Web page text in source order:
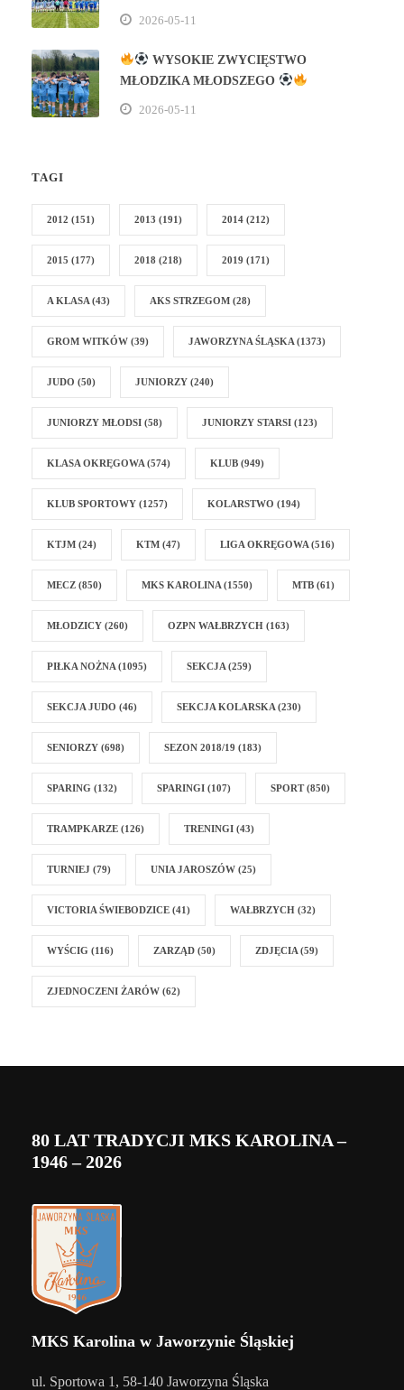
2026-05-11
WYSOKIE ZWYCIĘSTWO
MŁODZIKA MŁODSZEGO
2026-05-11
TAGI
2012 (151) 2013 (191) 2014 (212)
2015 (177) 2018 (218) 2019 (171)
A KLASA (43) AKS STRZEGOM (28)
GROM WITKÓW (39) JAWORZYNA ŚLĄSKA (1373)
JUDO (50) JUNIORZY (240)
JUNIORZY MŁODSI (58) JUNIORZY STARSI (123)
KLASA OKRĘGOWA (574) KLUB (949)
KLUB SPORTOWY (1257) KOLARSTWO (194)
KTJM (24) KTM (47) LIGA OKRĘGOWA (516)
MECZ (850) MKS KAROLINA (1550) MTB (61)
MŁODZICY (260) OZPN WAŁBRZYCH (163)
PIŁKA NOŻNA (1095) SEKCJA (259)
SEKCJA JUDO (46) SEKCJA KOLARSKA (230)
SENIORZY (698) SEZON 2018/19 (183)
SPARING (132) SPARINGI (107) SPORT(850)
TRAMPKARZE (126) TRENINGI (43)
TURNIEJ (79) UNIA JAROSZÓW (25)
VICTORIA ŚWIEBODZICE (41) WAŁBRZYCH (32)
WYŚCIG (116) ZARZĄD (50) ZDJĘCIA (59)
ZJEDNOCZENI ŻARÓW (62)
80 LAT TRADYCJI MKS KAROLINA –
1946 – 2026
MKS Karolina w Jaworzynie Śląskiej
ul. Sportowa 1, 58-140 Jaworzyna Śląska